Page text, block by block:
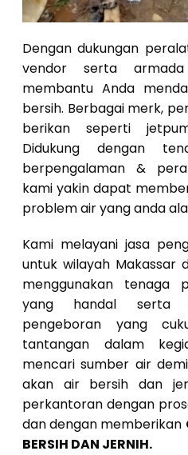
Dengan dukungan
vendor serta
membantu Anda
bersih. Berbagai merk,
berikan seperti
Didukung dengan
berpengalaman &
kami yakin dapat
problem air yang anda
Kami melayani jasa
untuk wilayah Makassar
menggunakan tenaga
yang handal serta
pengeboran yang
tantangan dalam
mencari sumber air
akan air bersih dan
perkantoran dengan
dan dengan memberikan
BERSIH DAN JERNIH.